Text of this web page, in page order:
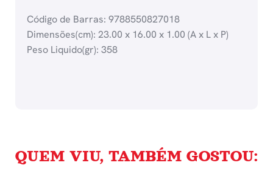
Código de Barras: 9788550827018
Dimensões(cm): 23.00 x 16.00 x 1.00 (A x L x P)
Peso Liquido(gr): 358
QUEM VIU, TAMBÉM GOSTOU: